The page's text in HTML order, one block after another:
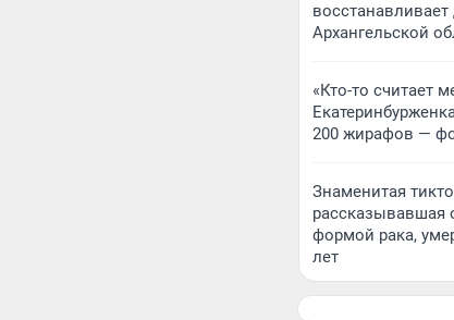
Архангельской
«Кто-то считает
200 жирафов —
Знаменитая
рассказывавшая
формой рака,
лет